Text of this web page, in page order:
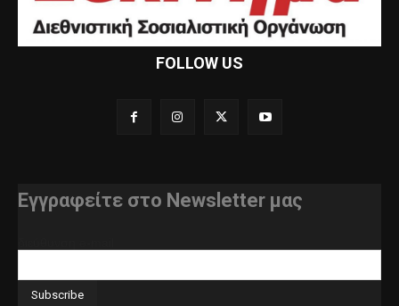
FOLLOW US
Εγγραφείτε στο Newsletter μας